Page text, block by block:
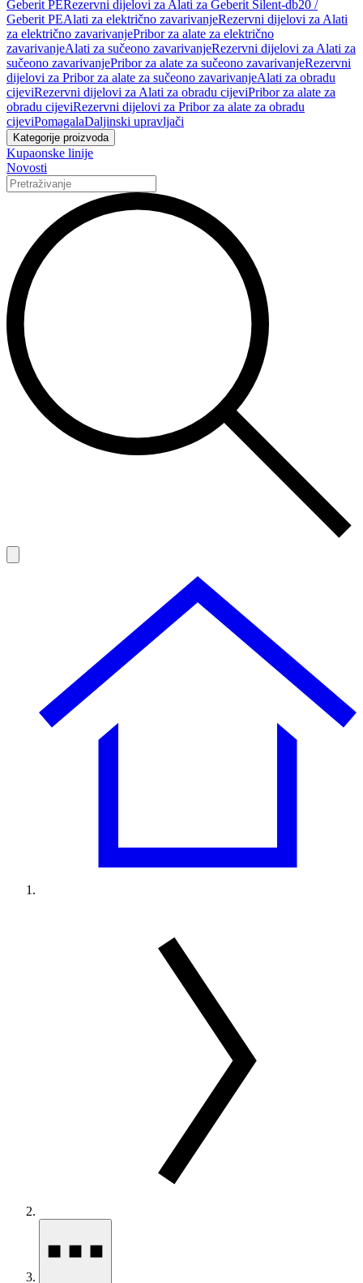
Geberit PERezervni dijelovi za Alati za Geberit Silent-db20 /
Geberit PEAlati za električno zavarivanjeRezervni dijelovi za Alati
za električno zavarivanjePribor za alate za električno
zavarivanjeAlati za sučeono zavarivanjeRezervni dijelovi za Alati za
sučeono zavarivanjePribor za alate za sučeono zavarivanjeRezervni
dijelovi za Pribor za alate za sučeono zavarivanjeAlati za obradu
cijeviRezervni dijelovi za Alati za obradu cijeviPribor za alate za
obradu cijeviRezervni dijelovi za Pribor za alate za obradu
cijeviPomagalaDaljinski upravljači
Kategorije proizvoda
Kupaonske linije
Novosti